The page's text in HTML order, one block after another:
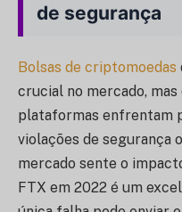
de segurança
Bolsas de criptomoedas
crucial no mercado,
plataformas enfrentam
violações de segurança
mercado sente o
FTX em 2022 é um